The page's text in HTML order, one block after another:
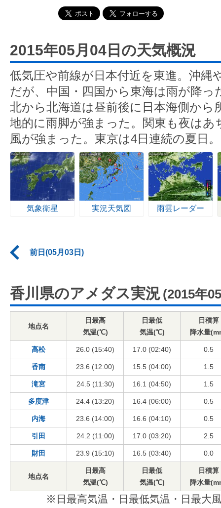
2015年05月04日の天気概況
低気圧や前線が日本付近を東進。沖縄
だが、中国・四国から東海は雨が降
北から北海道は昼前後に日本海側から
地的に雨脚が強まった。関東も夜は
風が強まった。東京は4日連続の夏日。
気象衛星 実況天気図 雨雲レーダー
前日(05月03日)
香川県のアメダス実況 (2015年
地点名
日最高
気温(℃)
日最低
気温(℃)
日積算
降水量
高松 26.0 (15:40) 17.0 (02:40) 0.5
香南 23.6 (12:00) 15.5 (04:00) 1.5
滝宮 24.5 (11:30) 16.1 (04:50) 1.5
多度津 24.4 (13:20) 16.4 (06:00) 0.5
内海 23.6 (14:00) 16.6 (04:10) 0.5
引田 24.2 (11:00) 17.0 (03:20) 2.5
財田 23.9 (15:10) 16.5 (03:40) 0.0
地点名
日最高
気温(℃)
日最低
気温(℃)
日積算
降水量
※日最高気温・日最低気温・日最大